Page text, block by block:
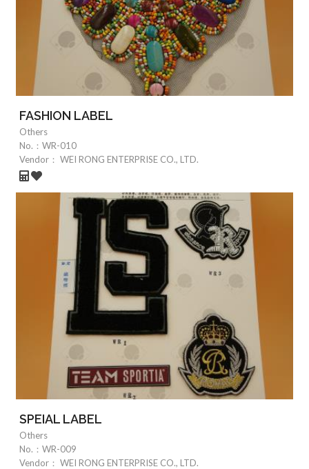
FASHION LABEL
Others
No.： WR-010
Vendor： WEI RONG ENTERPRISE CO., LTD.
SPEIAL LABEL
Others
No.： WR-009
Vendor： WEI RONG ENTERPRISE CO., LTD.